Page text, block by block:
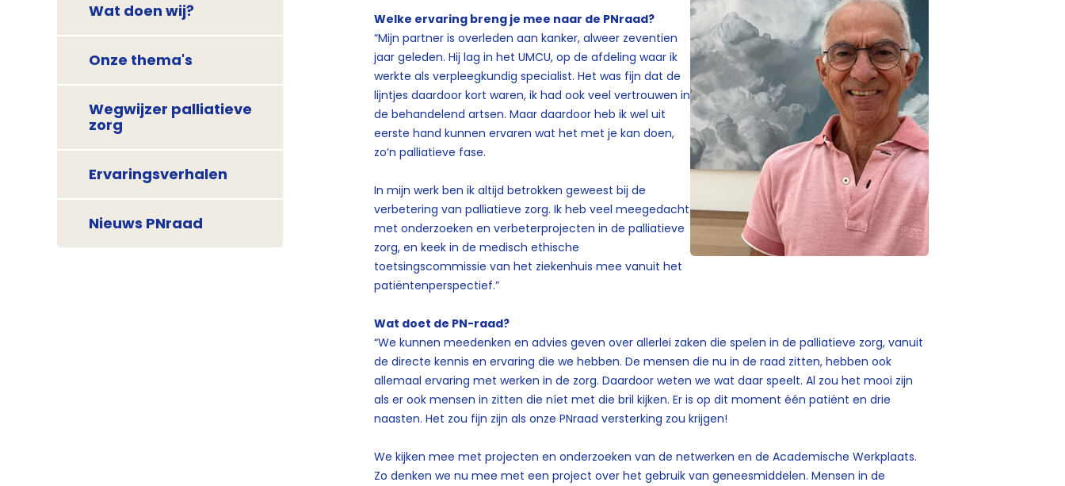
Wat doen wij?
Onze thema's
Wegwijzer palliatieve
zorg
Ervaringsverhalen
Nieuws PNraad
Welke ervaring breng je mee naar de PNraad?
“Mijn partner is overleden aan kanker, alweer zeventien
jaar geleden. Hij lag in het UMCU, op de afdeling waar ik
werkte als verpleegkundig specialist. Het was fijn dat de
lijntjes daardoor kort waren, ik had ook veel vertrouwen in
de behandelend artsen. Maar daardoor heb ik wel uit
eerste hand kunnen ervaren wat het met je kan doen,
zo’n palliatieve fase.
In mijn werk ben ik altijd betrokken geweest bij de
verbetering van palliatieve zorg. Ik heb veel meegedacht
met onderzoeken en verbeterprojecten in de palliatieve
zorg, en keek in de medisch ethische
toetsingscommissie van het ziekenhuis mee vanuit het
patiëntenperspectief.”
Wat doet de PN-raad?
“We kunnen meedenken en advies geven over allerlei zaken die spelen in de palliatieve zorg, vanuit
de directe kennis en ervaring die we hebben. De mensen die nu in de raad zitten, hebben ook
allemaal ervaring met werken in de zorg. Daardoor weten we wat daar speelt. Al zou het mooi zijn
als er ook mensen in zitten die níet met die bril kijken. Er is op dit moment één patiënt en drie
naasten. Het zou fijn zijn als onze PNraad versterking zou krijgen!
We kijken mee met projecten en onderzoeken van de netwerken en de Academische Werkplaats.
Zo denken we nu mee met een project over het gebruik van geneesmiddelen. Mensen in de